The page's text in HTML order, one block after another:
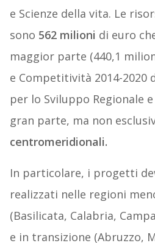
e Scienze della vita. Le
sono 562 milioni di euro
maggior parte (440,1
e Competitività 2014-2020
per lo Sviluppo Regionale
gran parte, ma non
centromeridionali.
In particolare, i progetti
realizzati nelle regioni
(Basilicata, Calabria,
e in transizione (Abruzzo,